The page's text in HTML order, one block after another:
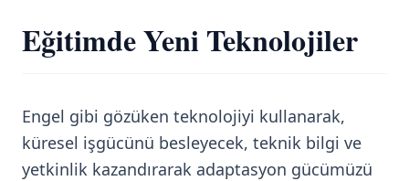
Eğitimde Yeni Teknolojiler
Engel gibi gözüken teknolojiyi kullanarak,
küresel işgücünü besleyecek, teknik bilgi ve
yetkinlik kazandırarak adaptasyon gücümüzü